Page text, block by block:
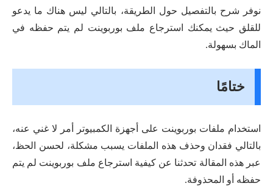
نوفر شرح بالتفصيل حول الطريقة، بالتالي ليس هناك ما يدعو
للقلق حيث يمكنك استرجاع ملف بوربوينت لم يتم حفظه في
الماك بسهولة.
ختامًا
استخدام ملفات بوربوينت على أجهزة الكمبيوتر أمر لا غني عنه،
بالتالي فقدان وحذف هذه الملفات يسبب مشكلة، لحسن الحظ،
عبر هذه المقالة تحدثنا عن كيفية استرجاع ملف بوربوينت لم يتم
حفظه أو المحذوفة.